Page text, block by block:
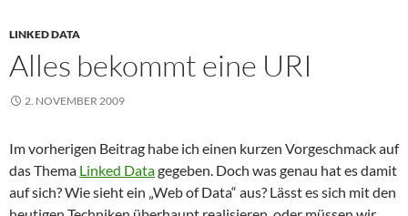
LINKED DATA
Alles bekommt eine URI
2. NOVEMBER 2009
Im vorherigen Beitrag habe ich einen kurzen Vorgeschmack auf
das Thema Linked Datagegeben. Doch was genau hat es damit
auf sich? Wie sieht ein „Web of Data“ aus? Lässt es sich mit den